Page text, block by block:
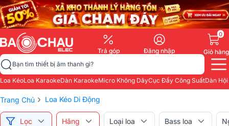
Trả góp Đăng nhập
0
Giỏ hàng
Bạn tìm thiết bị âm thanh gì?
Loa KéoLoa KaraokeDàn KaraokeMicro Không DâyCục Đẩy Công SuấtDàn
Trang Chủ › Loa Kéo Di Động
Lọc Hãng Loại loa Bass loa